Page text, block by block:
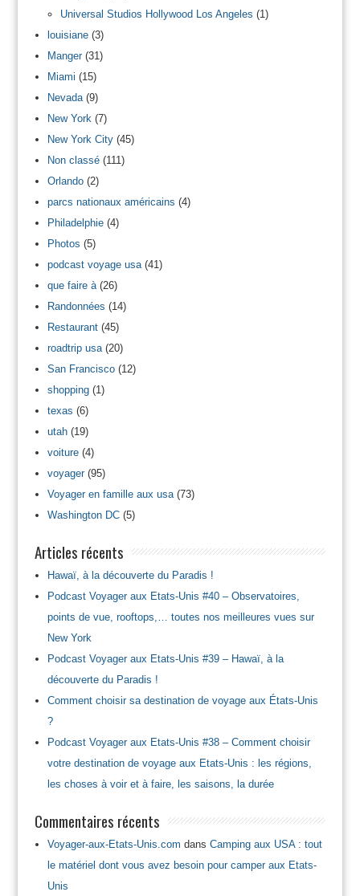
Universal Studios Hollywood Los Angeles (1)
louisiane(3)
Manger(31)
Miami (15)
Nevada(9)
New York (7)
New York City(45)
Non classé(111)
Orlando(2)
parcs nationaux américains (4)
Philadelphie(4)
Photos (5)
podcast voyage usa(41)
que faire à(26)
Randonnées (14)
Restaurant(45)
roadtrip usa(20)
San Francisco(12)
shopping(1)
texas (6)
utah(19)
voiture(4)
voyager(95)
Voyager en famille aux usa(73)
Washington DC(5)
Articles récents
Hawaï, à la découverte du Paradis !
Podcast Voyager aux Etats-Unis #40 – Observatoires,
points de vue, rooftops,… toutes nos meilleures vues sur
New York
Podcast Voyager aux Etats-Unis #39 – Hawaï, à la
découverte du Paradis !
Comment choisir sa destination de voyage aux États-Unis
?
Podcast Voyager aux Etats-Unis #38 – Comment choisir
votre destination de voyage aux Etats-Unis : les régions,
les choses à voir et à faire, les saisons, la durée
Commentaires récents
Voyager-aux-Etats-Unis.com dans Camping aux USA : tout
le matériel dont vous avez besoin pour camper aux Etats-
Unis